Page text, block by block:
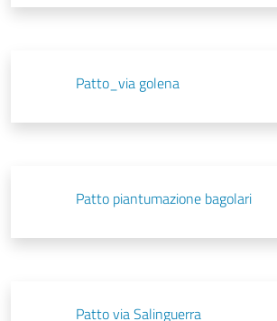
Patto_via golena
Patto piantumazione bagolari
Patto via Salinguerra